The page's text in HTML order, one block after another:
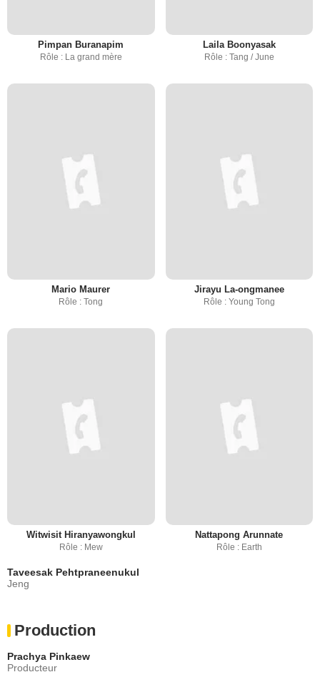
Pimpan Buranapim
Rôle : La grand mère
Laila Boonyasak
Rôle : Tang / June
Mario Maurer
Rôle : Tong
Jirayu La-ongmanee
Rôle : Young Tong
Witwisit Hiranyawongkul
Rôle : Mew
Nattapong Arunnate
Rôle : Earth
Taveesak Pehtpraneenukul
Jeng
Production
Prachya Pinkaew
Producteur